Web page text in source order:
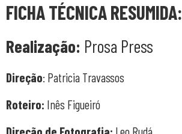
FICHA TÉCNICA RESUMIDA:
Realização: Prosa Press
Direção: Patricia Travassos
Roteiro: Inês Figueiró